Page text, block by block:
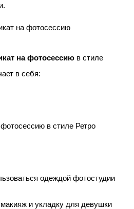
на фотосессию в стиле
в себя:
в стиле Ретро
одеждой фотостудии
и укладку для девушки